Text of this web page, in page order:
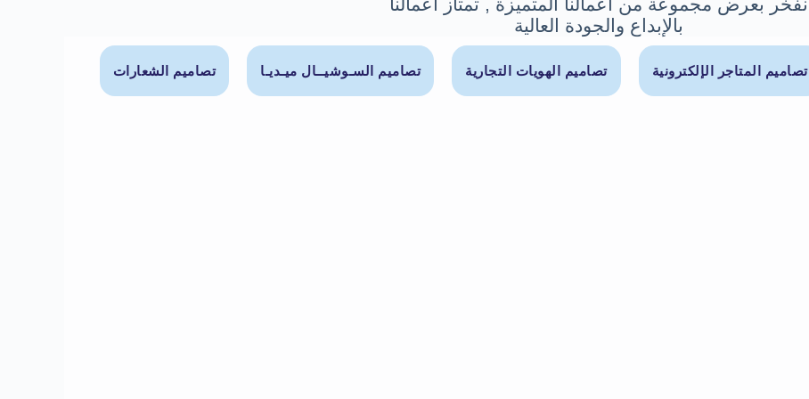
بالإبداع والجودة العالية
تصاميم المتاجر الإلكترونية تصاميم الهويات التجارية تصاميم السـوشيــال ميـديـا تصاميم الشعارات